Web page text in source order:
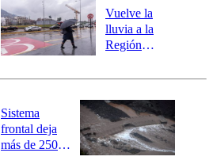
río Damas:
activa
mensajería
SAE
Vuelve la
lluvia a la
Región
este es el
la DMC para
este viernes
Sistema
frontal deja
más de 250